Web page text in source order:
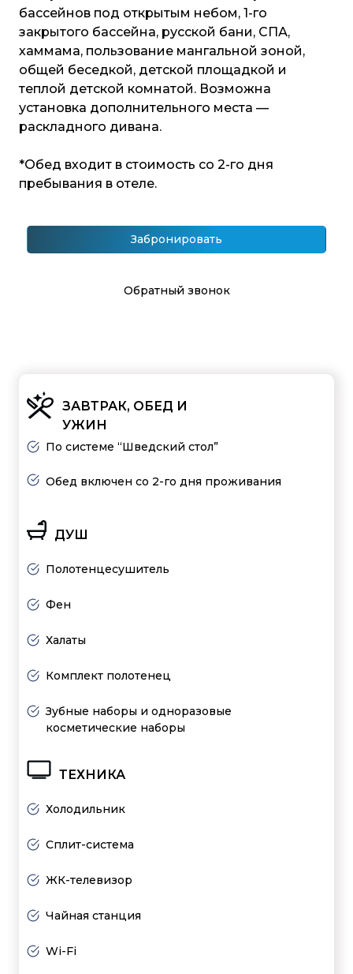
Забронировать
Обратный звонок
бассейнов под открытым небом, 1-го
закрытого бассейна, русской бани, СПА,
хаммама, пользование мангальной зоной,
общей беседкой, детской площадкой и
теплой детской комнатой. Возможна
установка дополнительного места —
раскладного дивана.
*Обед входит в стоимость со 2-го дня
пребывания в отеле.
ДУШ
Полотенцесушитель
Фен
Зубные наборы и одноразовые
косметические наборы
Халаты
Комплект полотенец
ТЕХНИКА
Холодильник
Сплит-система
ЖК-телевизор
Чайная станция
Wi-Fi
ЗАВТРАК, ОБЕД И
УЖИН
По системе “Шведский стол”
Обед включен со 2-го дня проживания